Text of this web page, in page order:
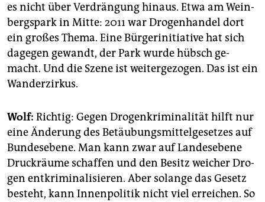
es nicht über Ver­drän­gung hin­aus. Etwa am Wein­
berg­spark in Mitte: 2011 war Dro­gen­han­del dort
ein gro­ßes Thema. Eine Bür­ger­initia­ti­ve hat sich
da­ge­gen ge­wandt, der Park wurde hübsch ge­
macht. Und die Szene ist wei­ter­ge­zo­gen. Das ist ein
Wan­der­zir­kus.
Wolf: Rich­tig: Gegen Dro­gen­kri­mi­na­li­tät hilft nur
eine Än­de­rung des Be­täu­bungs­mit­tel­ge­set­zes auf
Bun­des­ebe­ne. Man kann zwar auf Lan­des­ebe­ne
Druck­räu­me schaf­fen und den Be­sitz wei­cher Dro­
gen ent­kri­mi­na­li­sie­ren. Aber so­lan­ge das Ge­setz
be­steht, kann In­nen­po­li­tik nicht viel er­rei­chen. So